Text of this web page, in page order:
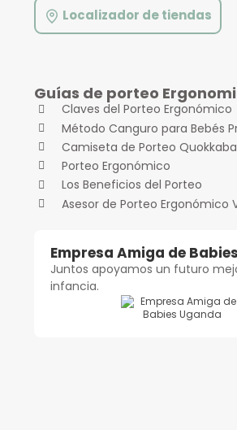
Localizador de tiendas
Guías de porteo
Claves del Porteo Ergonómico
Método Canguro para Bebés
Camiseta de Porteo
Porteo Ergonómico
Los Beneficios del Porteo
Asesor de Porteo Ergonómico
Empresa Amiga de
Juntos apoyamos un futuro
infancia.